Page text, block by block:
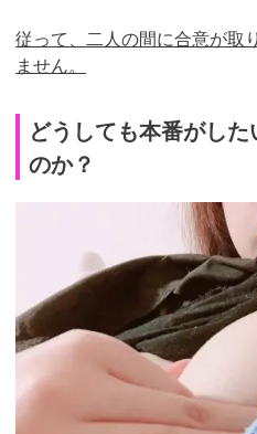
従って、二人の間に合意が取
ません。
どうしても本番がし
のか？